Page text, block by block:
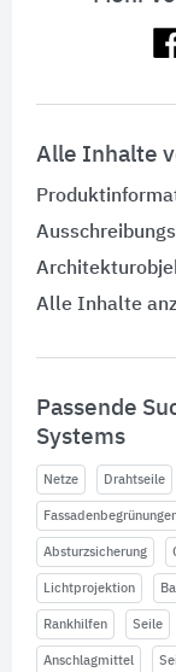
Alle Inhalte
Alle Inhalte
Passende
Systems
Netze Drahtseile
Absturzsicherung
Lichtprojektion
Rankhilfen Seile
Anschlagmittel